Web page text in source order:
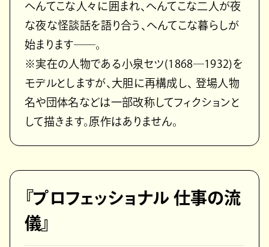
へんてこな人々に囲まれ、へんてこな二人が夜
な夜な怪談話を語り合う、へんてこな暮らしが
始まります――。
※実在の人物である小泉セツ(1868―1932)を
モデルとしますが、大胆に再構成し、 登場人物
名や団体名などは一部改称してフィクションと
して描きます。原作はありません。
『プロフェッショナル 仕事の流
儀』